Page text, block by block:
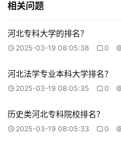
相关问题
河北专科大学的排名？
2025-03-19 08:05:38 0
河北法学专业本科大学排名？
2025-03-19 08:05:35 0
历史类河北专科院校排名？
2025-03-19 08:05:33 0